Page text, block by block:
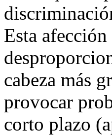
Esta
cabeza más
provocar
corto plazo